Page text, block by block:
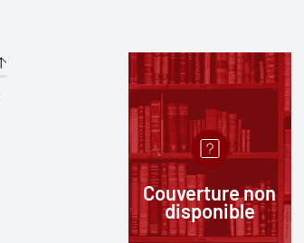
Couverture non
disponible